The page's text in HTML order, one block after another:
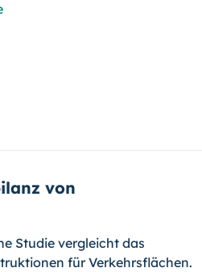
von
Studie vergleicht das
für Verkehrsflächen.